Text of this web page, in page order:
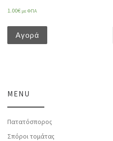
1.00€ με ΦΠΑ
Αγορά
MENU
Πατατόσπορος
Σπόροι τομάτας